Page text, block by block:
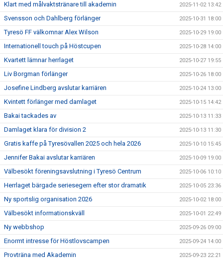
Klart med målvaktstränare till akademin 2025-11-02 13:42
Svensson och Dahlberg förlänger 2025-10-31 18:00
Tyresö FF välkomnar Alex Wilson 2025-10-29 19:00
Internationell touch på Höstcupen 2025-10-28 14:00
Kvartett lämnar herrlaget 2025-10-27 19:55
Liv Borgman förlänger 2025-10-26 18:00
Josefine Lindberg avslutar karriären 2025-10-24 13:00
Kvintett förlänger med damlaget 2025-10-15 14:42
Bakai tackades av 2025-10-13 11:33
Damlaget klara för division 2 2025-10-13 11:30
Gratis kaffe på Tyresövallen 2025 och hela 2026 2025-10-10 15:45
Jennifer Bakai avslutar karriären 2025-10-09 19:00
Välbesökt föreningsavslutning i Tyresö Centrum 2025-10-06 10:10
Herrlaget bärgade seriesegern efter stor dramatik 2025-10-05 23:36
Ny sportslig organisation 2026 2025-10-02 18:00
Välbesökt informationskväll 2025-10-01 22:49
Ny webbshop 2025-09-26 09:00
Enormt intresse för Höstlovscampen 2025-09-24 14:00
Provträna med Akademin 2025-09-23 22:21